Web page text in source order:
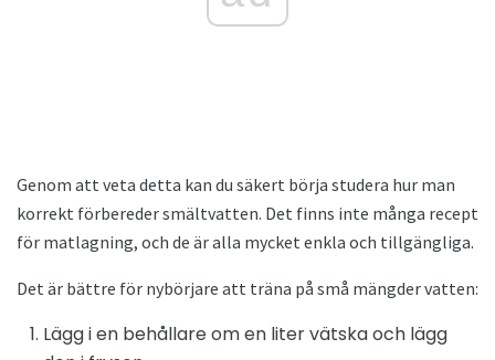
Genom att veta detta kan du säkert börja studera hur man
korrekt förbereder smältvatten. Det finns inte många recept
för matlagning, och de är alla mycket enkla och tillgängliga.
Det är bättre för nybörjare att träna på små mängder vatten:
Lägg i en behållare om en liter vätska och lägg